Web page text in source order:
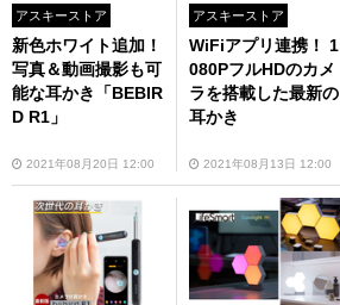
アスキーストア
新色ホワイト追加！
写真＆動画撮影も可
能な耳かき「BEBIR
D R1」
2021年08月20日 12:00
アスキーストア
WiFiアプリ連携！ 1
080PフルHDのカメ
ラを搭載した最新の
耳かき
2021年08月13日 12:00